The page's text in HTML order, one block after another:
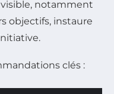
notamment
objectifs, instaure
clés :